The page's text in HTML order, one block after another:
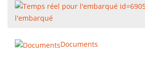
l'embarqué
Documents